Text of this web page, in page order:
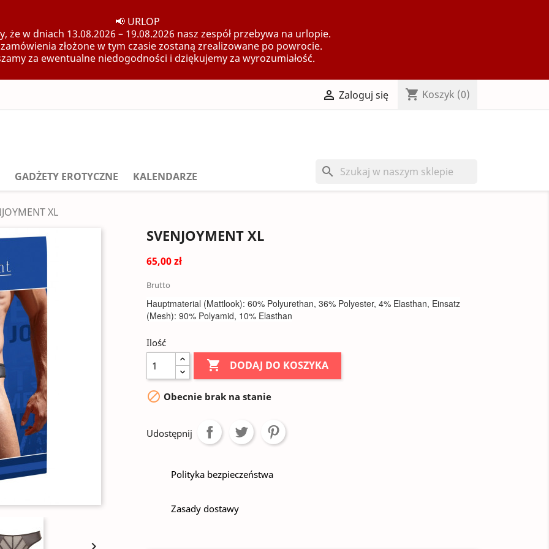
📢 URLOP
że w dniach 13.08.2026 – 19.08.2026 nasz zespół przebywa na urlopie.
złożone w tym czasie zostaną zrealizowane po powrocie.
za ewentualne niedogodności i dziękujemy za wyrozumiałość.
 Zaloguj się shopping_cart Koszyk (0)
GADŻETY EROTYCZNE KALENDARZE search
XL
SVENJOYMENT XL
65,00 zł
Brutto
Hauptmaterial (Mattlook): 60% Polyurethan, 36% Polyester, 4% Elasthan, Einsatz
(Mesh): 90% Polyamid, 10% Elasthan
Ilość
 DODAJ DO KOSZYKA
 Obecnie brak na stanie
Udostępnij
Polityka bezpieczeństwa
Zasady dostawy